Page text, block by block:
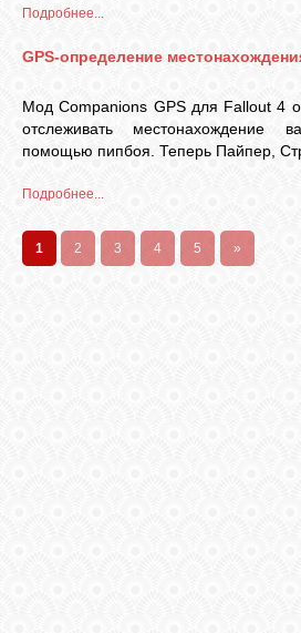
Подробнее...
GPS-определение
Мод Companions GPS для Fallout 4
отслеживать местонахождение
помощью пипбоя. Теперь Пайпер,
Подробнее...
1 2 3 4 5 »